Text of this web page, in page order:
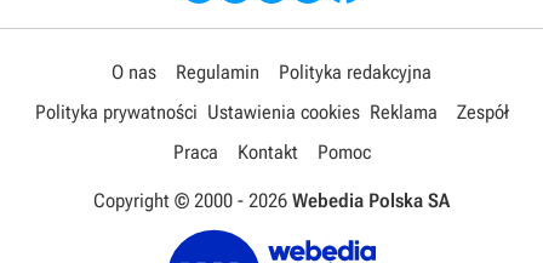
O nas Regulamin
Polityka redakcyjna
Polityka prywatności Ustawienia cookies Reklama
Zespół
Praca
Kontakt Pomoc
Copyright © 2000 - 2026 Webedia Polska SA